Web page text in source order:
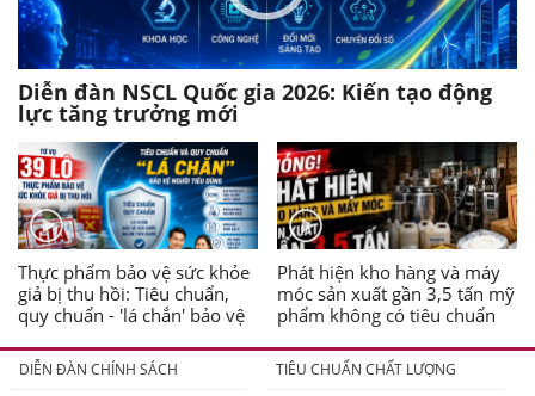
Diễn đàn NSCL Quốc gia 2026: Kiến tạo động
lực tăng trưởng mới
Thực phẩm bảo vệ sức khỏe
giả bị thu hồi: Tiêu chuẩn,
quy chuẩn - 'lá chắn' bảo vệ
Phát hiện kho hàng và máy
móc sản xuất gần 3,5 tấn mỹ
phẩm không có tiêu chuẩn
DIỄN ĐÀN CHÍNH SÁCH
TIÊU CHUẨN CHẤT LƯỢNG